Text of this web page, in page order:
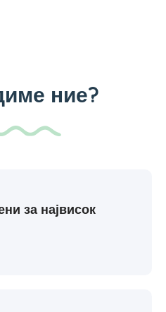
ние?
за највисок